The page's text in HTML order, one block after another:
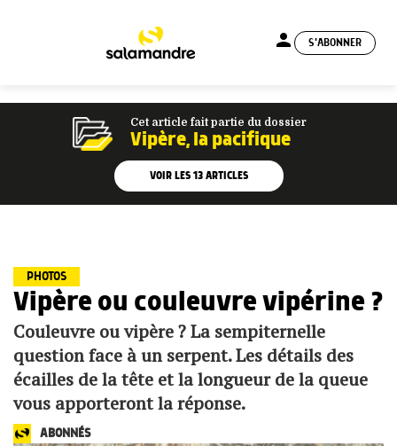
person S'ABONNER
Cet article fait partie du dossier
Vipère, la pacifique
VOIR LES 13ARTICLES
PHOTOS
Vipère ou couleuvre vipérine ?
Couleuvre ou vipère ? La sempiternelle
question face à un serpent. Les détails des
écailles de la tête et la longueur de la queue
vous apporteront la réponse.
ABONNÉS